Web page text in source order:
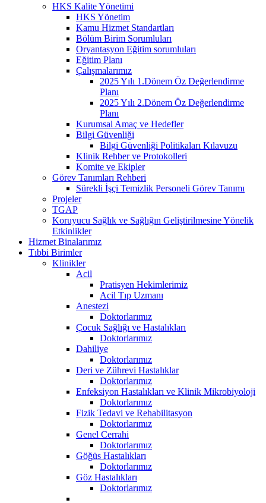
HKS Kalite Yönetimi
HKS Yönetim
Kamu Hizmet Standartları
Bölüm Birim Sorumluları
Oryantasyon Eğitim sorumluları
Eğitim Planı
Çalışmalarımız
2025 Yılı 1.Dönem Öz Değerlendirme
Planı
2025 Yılı 2.Dönem Öz Değerlendirme
Planı
Kurumsal Amaç ve Hedefler
Bilgi Güvenliği
Bilgi Güvenliği Politikaları Kılavuzu
Klinik Rehber ve Protokolleri
Komite ve Ekipler
Görev Tanımları Rehberi
Sürekli İşçi Temizlik Personeli Görev Tanımı
Projeler
TGAP
Koruyucu Sağlık ve Sağlığın Geliştirilmesine Yönelik
Etkinlikler
Hizmet Binalarımız
Tıbbi Birimler
Klinikler
Acil
Pratisyen Hekimlerimiz
Acil Tıp Uzmanı
Anestezi
Doktorlarımız
Çocuk Sağlığı ve Hastalıkları
Doktorlarımız
Dahiliye
Doktorlarımız
Deri ve Zührevi Hastalıklar
Doktorlarımız
Enfeksiyon Hastalıkları ve Klinik Mikrobiyoloji
Doktorlarımız
Fizik Tedavi ve Rehabilitasyon
Doktorlarımız
Genel Cerrahi
Doktorlarımız
Göğüs Hastalıkları
Doktorlarımız
Göz Hastalıkları
Doktorlarımız